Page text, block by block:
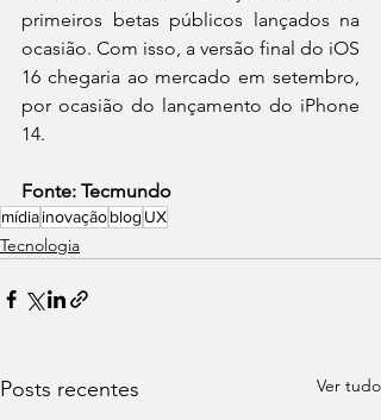
primeiros betas públicos lançados na
ocasião. Com isso, a versão final do iOS
16 chegaria ao mercado em setembro,
por ocasião do lançamento do iPhone
14.
Fonte: Tecmundo
mídiainovaçãoblog UX
Tecnologia
Posts recentes Ver tudo